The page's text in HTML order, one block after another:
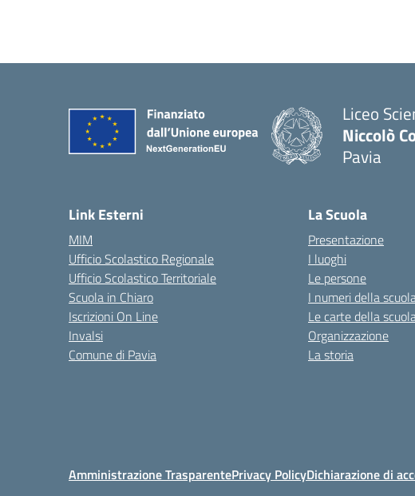
Liceo
Niccolò
Pavia
Link Esterni
MIM
Ufficio Scolastico Regionale
Ufficio Scolastico Territoriale
Scuola in Chiaro
Iscrizioni On Line
Invalsi
Comune di Pavia
La Scuola
Presentazione
I luoghi
Le persone
I numeri della
Le carte della
Organizzazione
La storia
Amministrazione TrasparentePrivacy PolicyDichiarazione di